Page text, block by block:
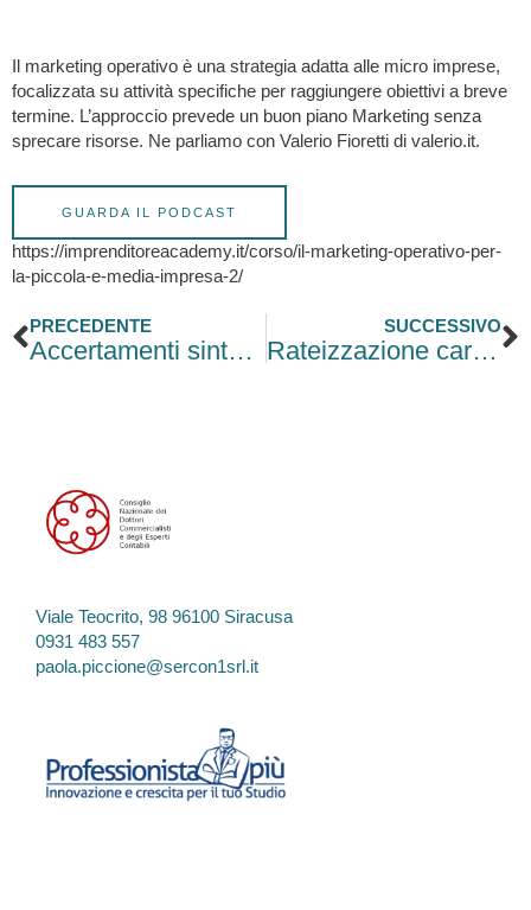
Il marketing operativo è una strategia adatta alle micro imprese,
focalizzata su attività specifiche per raggiungere obiettivi a breve
termine. L’approccio prevede un buon piano Marketing senza
sprecare risorse. Ne parliamo con Valerio Fioretti di valerio.it.
GUARDA IL PODCAST
https://imprenditoreacademy.it/corso/il-marketing-operativo-per-
la-piccola-e-media-impresa-2/
Precedente
PRECEDENTE
Accertamenti sintetici del reddito: PMI nel mirino del Fisco
SUCCESSIVO
Rateizzazione cartelle più semplice: guida alla nuova domanda
Viale Teocrito, 98 96100 Siracusa
0931 483 557
paola.piccione@sercon1srl.it